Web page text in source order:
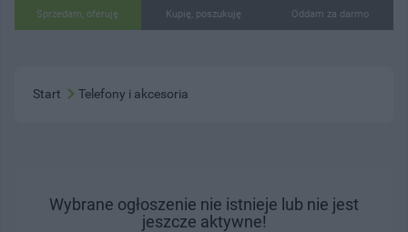
Sprzedam, oferuję Kupię, poszukuję Oddam za darmo
Start Telefony i akcesoria
Wybrane ogłoszenie nie istnieje lub nie jest
jeszcze aktywne!